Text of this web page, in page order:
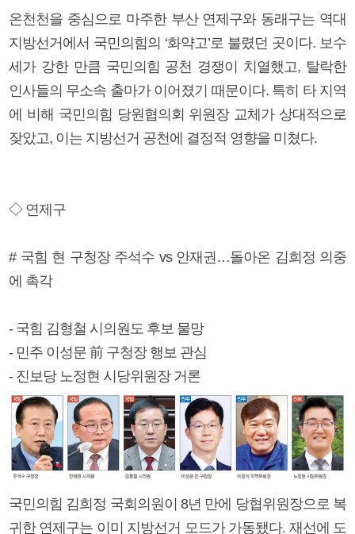
온천천을 중심으로 마주한 부산 연제구와 동래구는 역대
지방선거에서 국민의힘의 ‘화약고’로 불렸던 곳이다. 보수
세가 강한 만큼 국민의힘 공천 경쟁이 치열했고, 탈락한
인사들의 무소속 출마가 이어졌기 때문이다. 특히 타 지역
에 비해 국민의힘 당원협의회 위원장 교체가 상대적으로
잦았고, 이는 지방선거 공천에 결정적 영향을 미쳤다.
◇ 연제구
# 국힘 현 구청장 주석수 vs 안재권…돌아온 김희정 의중
에 촉각
- 국힘 김형철 시의원도 후보 물망
- 민주 이성문 前 구청장 행보 관심
- 진보당 노정현 시당위원장 거론
국민의힘 김희정 국회의원이 8년 만에 당협위원장으로 복
귀한 연제구는 이미 지방선거 모드가 가동됐다. 재선에 도